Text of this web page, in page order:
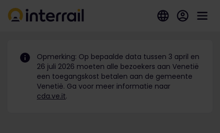
Opmerking: Op bepaalde data tussen 3 april en
26 juli 2026 moeten alle bezoekers aan Venetië
een toegangskost betalen aan de gemeente
Venetië. Ga voor meer informatie naar
cda.ve.it.